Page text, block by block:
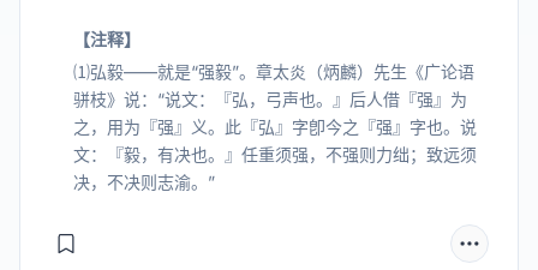
【注释】
⑴弘毅——就是“强毅”。章太炎（炳麟）先生《广论语
骈枝》说：“说文：『弘，弓声也。』后人借『强』为
之，用为『强』义。此『弘』字卽今之『强』字也。说
文：『毅，有决也。』任重须强，不强则力绌；致远须
决，不决则志渝。”